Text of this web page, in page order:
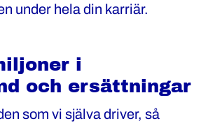
under hela din karriär.
i
och ersättningar
som vi själva driver, så